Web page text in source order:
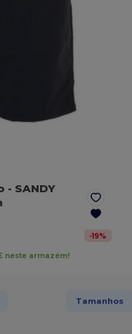
- SANDY
-19%
neste armazém!
Tamanhos